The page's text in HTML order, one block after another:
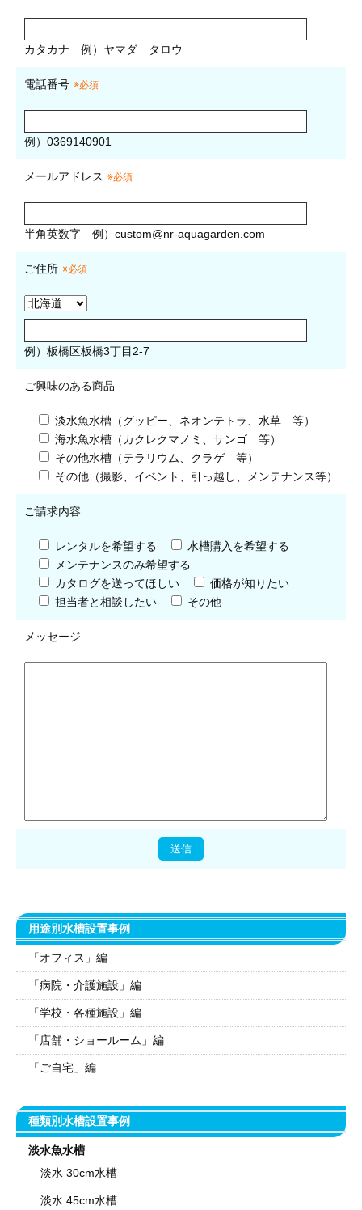
カタカナ 例）ヤマダ タロウ
電話番号 ※必須
例）0369140901
メールアドレス ※必須
半角英数字 例） custom@nr-aquagarden.com
ご住所 ※必須
例）板橋区板橋3丁目2-7
ご興味のある商品
淡水魚水槽（グッピー、ネオンテトラ、水草 等）
海水魚水槽（カクレクマノミ、サンゴ 等）
その他水槽（テラリウム、クラゲ 等）
その他（撮影、イベント、引っ越し、メンテナンス等）
ご請求内容
レンタルを希望する
水槽購入を希望する
メンテナンスのみ希望する
カタログを送ってほしい
価格が知りたい
担当者と相談したい
その他
メッセージ
用途別水槽設置事例
「オフィス」編
「病院・介護施設」編
「学校・各種施設」編
「店舗・ショールーム」編
「ご自宅」編
種類別水槽設置事例
淡水魚水槽
淡水 30cm水槽
淡水 45cm水槽